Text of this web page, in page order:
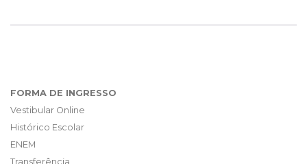
FORMA DE INGRESSO
Vestibular Online
Histórico Escolar
ENEM
Transferência